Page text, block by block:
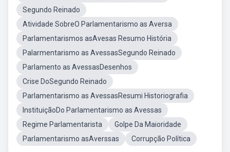
Segundo Reinado
Atividade SobreO Parlamentarismo as Aversa
Parlamentarismos asAvesas Resumo História
Palarmentarismo as AvessasSegundo Reinado
Parlamento as AvessasDesenhos
Crise DoSegundo Reinado
Parlamentarismo as AvessasResumi Historiografia
InstituiçãoDo Parlamentarismo as Avessas
Regime Parlamentarista
Golpe Da Maioridade
Parlamentarismo asAverssas
Corrupção Política